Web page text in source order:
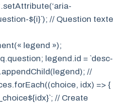
${i}`); // Question texte
legend »);
legend.id = `desc-
//
idx) => {
// Create